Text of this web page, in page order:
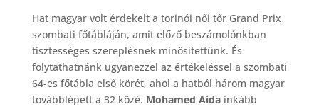
Hat magyar volt érdekelt a torinói női tőr Grand Prix
szombati főtábláján, amit előző beszámolónkban
tisztességes szereplésnek minősítettünk. És
folytathatnánk ugyanezzel az értékeléssel a szombati
64-es főtábla első körét, ahol a hatból három magyar
továbblépett a 32 közé. Mohamed Aidainkább